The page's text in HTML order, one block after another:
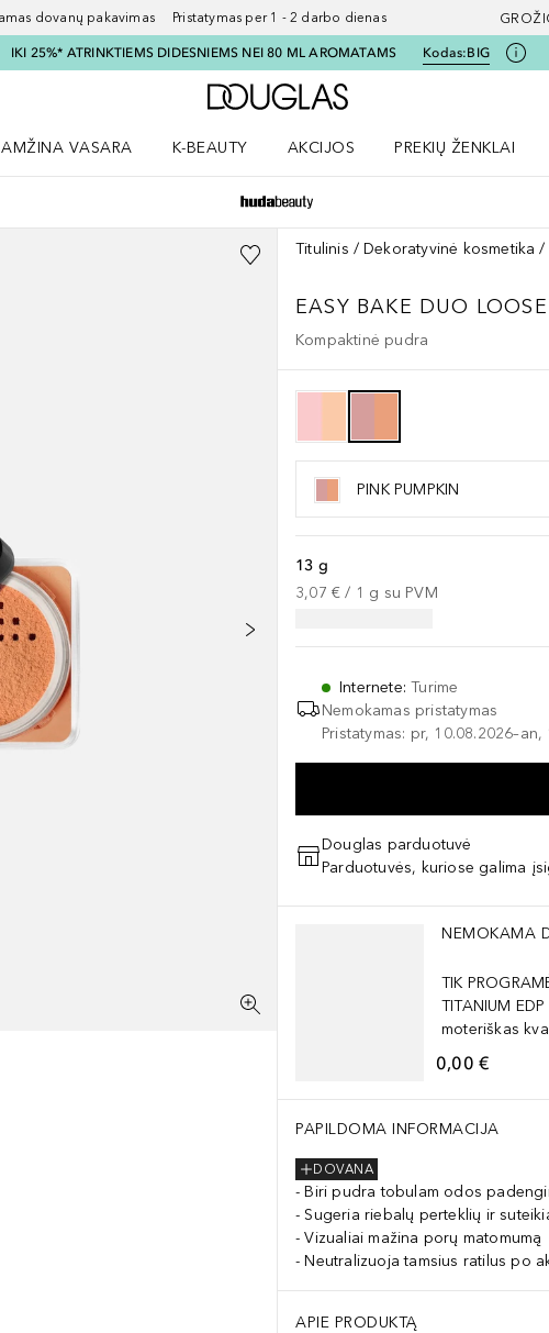
dovanų pakavimas Pristatymas per 1 - 2 darbo dienas
IKI 25%* ATRINKTIEMS DIDESNIEMS NEI 80 ML AROMATAMS Kodas:BIG
Į Douglas pagrindinį puslapį
AMŽINA VASARA
K-BEAUTY
AKCIJOS
PREKIŲ ŽENKLAI
Titulinis Dekoratyvinė kosmetika
EASY BAKE DUO
Kompaktinė pudra
PINK PUMPKIN
13 g
3,07 € / 1 g su PVM
Internete:Turime
Nemokamas pristatymas
Pristatymas: pr, 10.08.2026–an,
Douglas parduotuvė
Parduotuvės, kuriose galima
Praleisti slankiklį
NEMOKAMA
TIK
TITANIUM
moteriškas
0,00 €
PAPILDOMA INFORMACIJA
DOVANA
Biri pudra tobulam odos
Sugeria riebalų perteklių ir
Vizualiai mažina porų matomumą
Neutralizuoja tamsius ratilus po
APIE PRODUKTĄ